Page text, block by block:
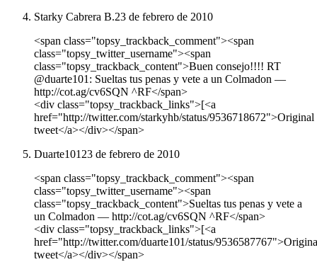
Starky Cabrera B.23 de febrero de 2010
<span class="topsy_trackback_comment"><span
class="topsy_twitter_username"><span
class="topsy_trackback_content">Buen consejo!!!! RT
@duarte101: Sueltas tus penas y vete a un Colmadon ―
http://cot.ag/cv6SQN ^RF</span>
<div class="topsy_trackback_links">[<a
href="http://twitter.com/starkyhb/status/9536718672">Original
tweet</a></div></span>
Duarte101 23 de febrero de 2010
<span class="topsy_trackback_comment"><span
class="topsy_twitter_username"><span
class="topsy_trackback_content">Sueltas tus penas y vete a
un Colmadon ― http://cot.ag/cv6SQN ^RF</span>
<div class="topsy_trackback_links">[<a
href="http://twitter.com/duarte101/status/
tweet</a></div></span>